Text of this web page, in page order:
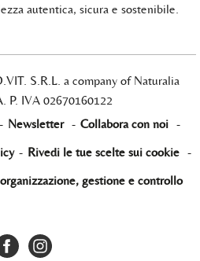
autentica, sicura e sostenibile.
S.R.L. a company of Naturalia
P. IVA 02670160122
- Newsletter - Collabora con noi -
- Rivedi le tue scelte sui cookie -
gestione e controllo